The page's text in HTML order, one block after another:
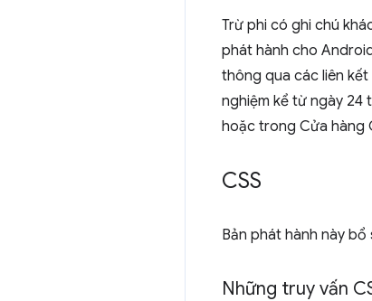
Trừ phi có ghi chú
phát hành cho
thông qua các liên
nghiệm kể từ ngày 24
hoặc trong Cửa hàng
CSS
Bản phát hành này bổ
Những truy vấn